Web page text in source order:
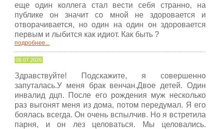
еще один коллега стал вести себя странно, на
публике он значит со мной не здоровается и
отворачивается, но один на один он здоровается
первым и лыбится как идиот. Как быть ?
подробнее...
08.07.2026
Здравствуйте! Подскажите, я совершенно
запуталась.У меня брак венчан.Двое детей. Один
инвалид дцп. После его рождения муж несколько
раз выгонят меня из дома, потом передумал. Я его
боялась всегда. Он очень вспылчив. Но я встретила
парня, и он лез целоваться. Мы целовались.